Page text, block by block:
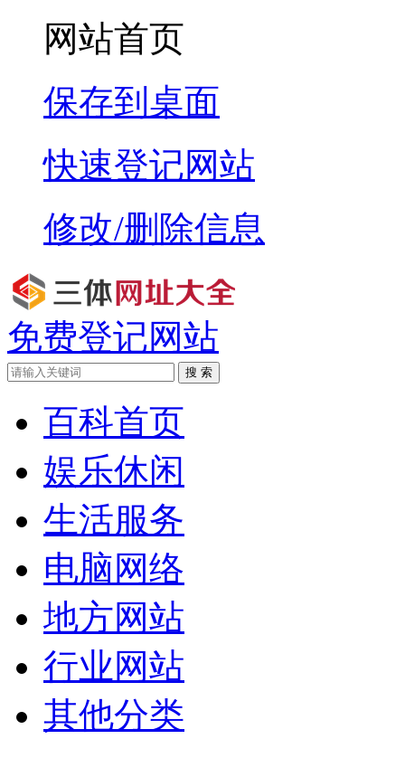
网站首页
保存到桌面
快速登记网站
修改/删除信息
免费登记网站
搜 索
百科首页
娱乐休闲
生活服务
电脑网络
地方网站
行业网站
其他分类